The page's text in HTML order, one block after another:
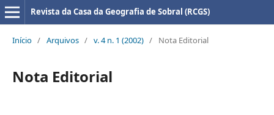
Revista da Casa da Geografia de Sobral (RCGS)
Início / Arquivos / v. 4 n. 1 (2002) / Nota Editorial
Nota Editorial